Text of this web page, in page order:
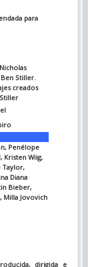
para
Stiller.
creados
Penélope
Kristen Wiig,
Taylor,
Diana
Bieber,
Milla Jovovich
dirigida e